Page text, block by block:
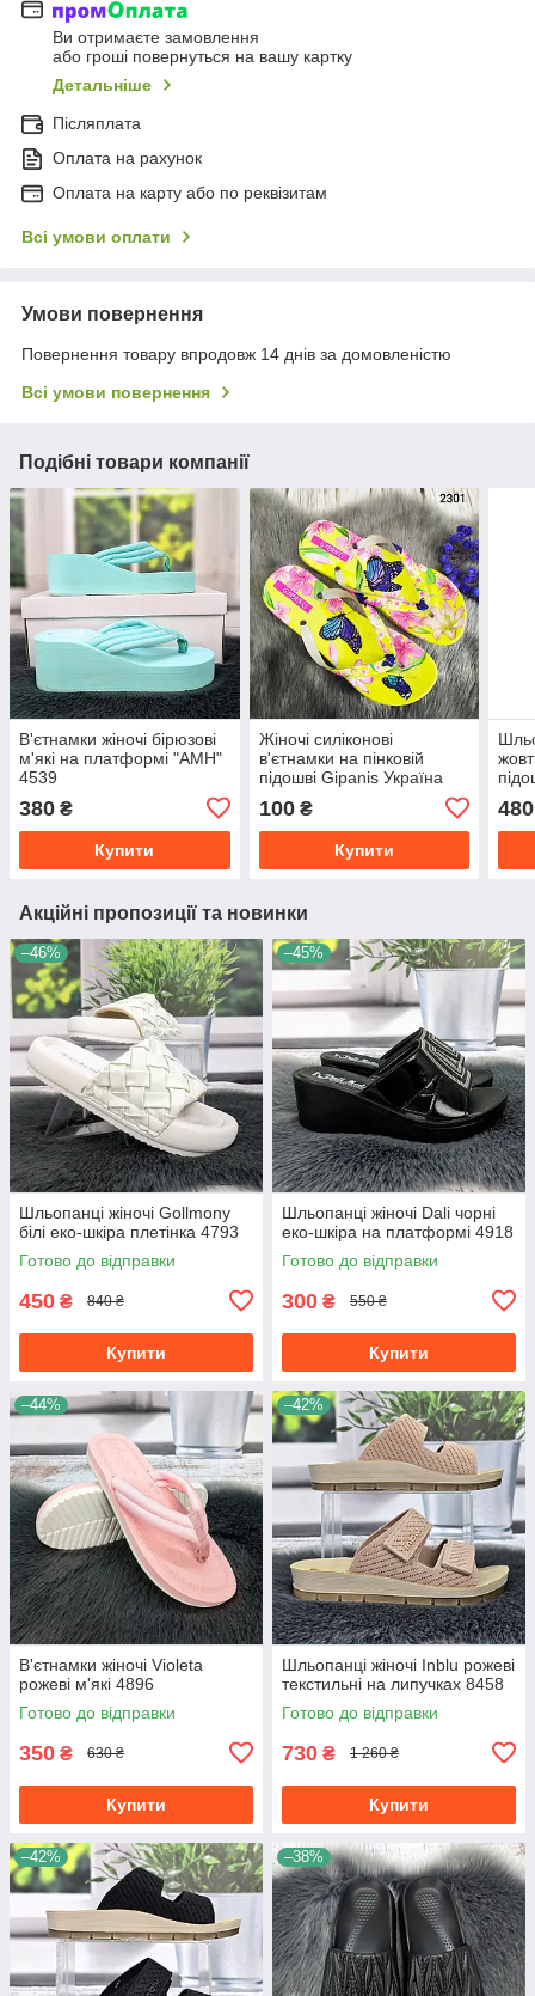
Ви отримаєте замовлення
або гроші повернуться на вашу картку
Детальніше
Післяплата
Оплата на рахунок
Оплата на карту або по реквізитам
Всі умови оплати
Умови повернення
Повернення товару впродовж 14 днів за домовленістю
Всі умови повернення
Подібні товари компанії
В'єтнамки жіночі бірюзові
м'які на платформі "АМН"
4539
380 ₴
Купити
Жіночі силіконові
в'єтнамки на пінковій
підошві Gipanis Україна
100₴
Купити
480
Акційні пропозиції та новинки
–46%
Шльопанці жіночі Gollmony
білі еко-шкіра плетінка 4793
Готово до відправки
450 ₴ 840 ₴
Купити
–45%
Шльопанці жіночі Dali чорні
еко-шкіра на платформі 4918
Готово до відправки
300 ₴ 550 ₴
Купити
–44%
В'єтнамки жіночі Violeta
рожеві м'які 4896
Готово до відправки
350 ₴ 630 ₴
Купити
–42%
Шльопанці жіночі Inblu рожеві
текстильні на липучках 8458
Готово до відправки
730 ₴ 1 260 ₴
Купити
–42% –38%